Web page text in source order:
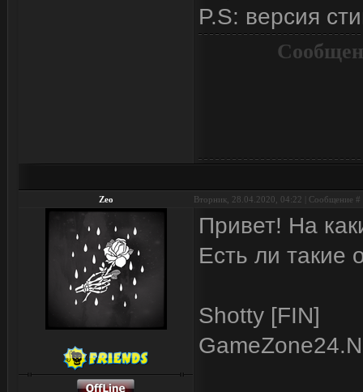
P.S: версия
Zeo Вторник, 28.04.2020, 04:22 | Сообщение #
Привет! На
Есть ли такие
Shotty [FIN]